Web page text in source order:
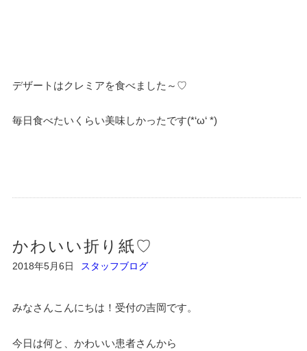
デザートはクレミアを食べました～♡
毎日食べたいくらい美味しかったです(*‘ω‘ *)
かわいい折り紙♡
2018年5月6日 スタッフブログ
みなさんこんにちは！受付の吉岡です。
今日は何と、かわいい患者さんから